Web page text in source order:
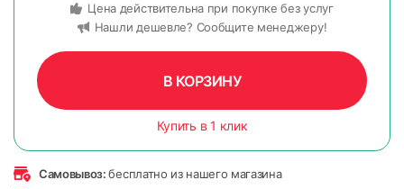
Цена действительна при покупке без услуг
Нашли дешевле? Сообщите менеджеру!
В КОРЗИНУ
Купить в 1 клик
Самовывоз:бесплатно из нашего магазина